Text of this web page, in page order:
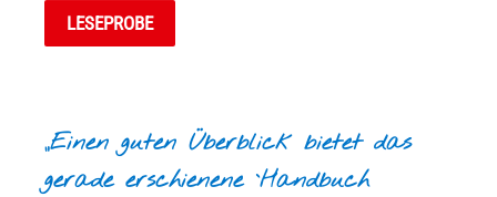
LESEPROBE
„Einen guten Überblick bietet das
gerade erschienene `Handbuch